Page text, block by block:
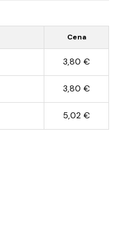
Cena
3,80 €
3,80 €
5,02 €